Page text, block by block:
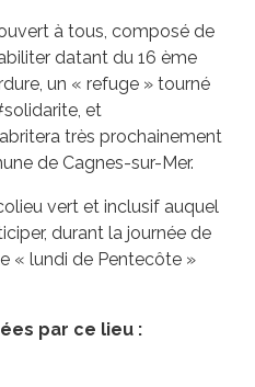
à tous, composé de
datant du 16 ème
un « refuge » tourné
, et
très prochainement
de Cagnes-sur-Mer.
vert et inclusif auquel
durant la journée de
« lundi de Pentecôte »
par ce lieu :